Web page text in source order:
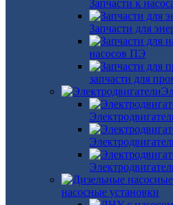
Запчасти к
Запчасти для
насосов ПЭ
запчасти для
насосные установки